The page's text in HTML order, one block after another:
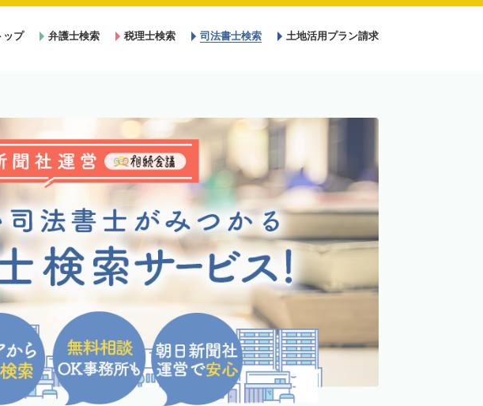
ップ 弁護士検索 税理士検索 司法書士検索 土地活用プラン請求